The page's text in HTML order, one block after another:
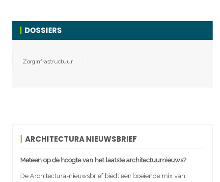
DOSSIERS
Zorginfrastructuur
ARCHITECTURA NIEUWSBRIEF
Meteen op de hoogte van het laatste architectuurnieuws?
De Architectura-nieuwsbrief biedt een boeiende mix van